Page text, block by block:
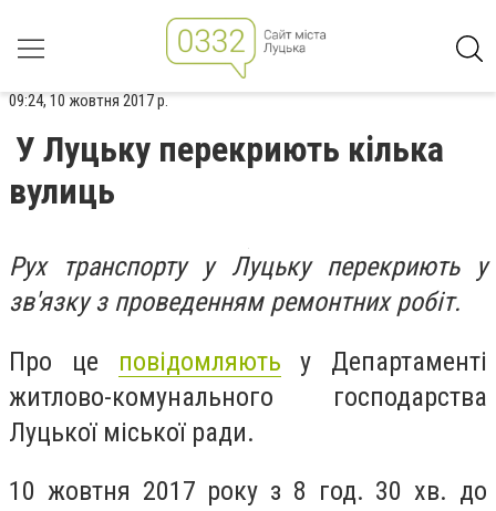
09:24, 10 жовтня 2017 р.
У Луцьку перекриють кілька
вулиць
Рух транспорту у Луцьку перекриють у
зв'язку з проведенням ремонтних робіт.
Про це повідомляють у Департаменті
житлово-комунального господарства
Луцької міської ради.
10 жовтня 2017 року з 8 год. 30 хв. до